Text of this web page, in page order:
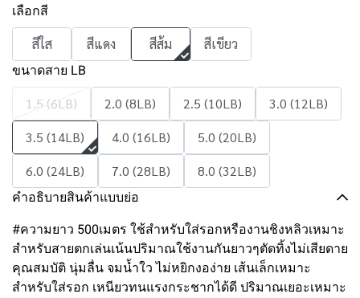
เลือกสี
สีใส สีแดง สีส้ม สีเขียว
ขนาดสาย LB
1.5 (6LB) 2.0 (8LB) 2.5 (10LB)
3.0 (12LB)
3.5 (14LB)
4.0 (16LB)
5.0 (20LB)
6.0 (24LB)
7.0 (28LB) 8.0 (32LB)
คำอธิบายสินค้าแบบย่อ
#ความยาว 500เมตร ใช้สำหรับใส่รอกหรืองานชิงหลิวเหมาะ
สำหรับสายตกเล่นเน้นปริมาณใช้งานกันยาวๆตัดทิ้งไม่เสียดาย
คุณสมบัติ นุ่มลื่น จมน้ำใว ไม่หยิกงอง่าย เส้นเล็กเหมาะ
สำหรับใส่รอก เหนียวทนแรงกระชากได้ดี ปริมาณเยอะเหมาะ